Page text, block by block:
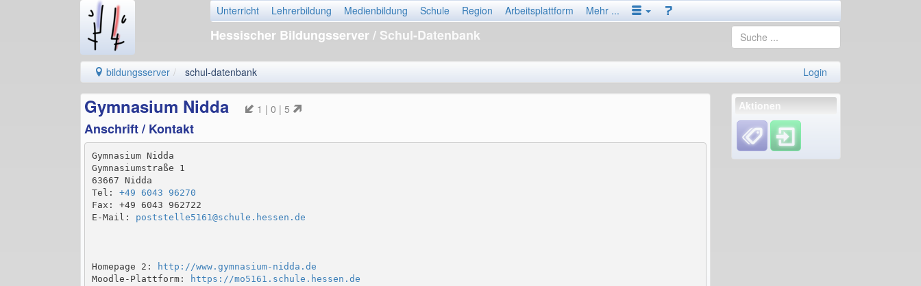
Unterricht Lehrerbildung Medienbildung Schule Region Arbeitsplattform Mehr ...
Hessischer Bildungsserver/ Schul-Datenbank
bildungsserver schul-datenbank Login
Gymnasium Nidda 1 | 0 | 5
Anschrift / Kontakt
Gymnasium Nidda
Gymnasiumstraße 1
63667 Nidda
Tel: +49 6043 96270
Fax: +49 6043 962722
E-Mail: poststelle5161@schule.hessen.de
Homepage 2:
http://www.gymnasium-nidda.de
Moodle-Plattform:
https://mo5161.schule.hessen.de
Aktionen